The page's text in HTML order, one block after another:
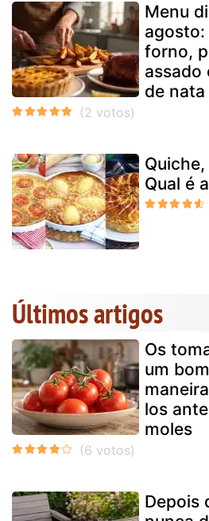
Menu
forno,
assado
de nata
Qual é
Últimos artigos
Os
um
los
moles
Depois